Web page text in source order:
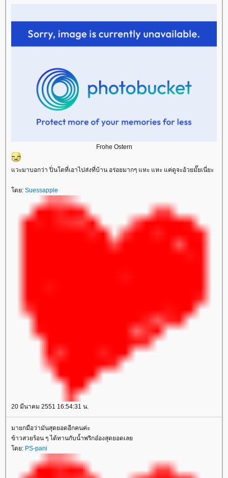
Frohe Ostern
แวะมาบอกว่า ปิ่นโตที่เอาไปส่งที่บ้าน อร่อยมากๆ แหะ แหะ แค่ดูจะอ้วยมั๊ยเนี่ยะ
โดย: Suessapple
20 มีนาคม 2551 16:54:31 น.
มายกมือว่ามันสุดยอดอีกคนค่ะ
ข้าวสวยร้อน ๆ ได้ทานกับน้ำพริกอ๋องสุดยอดเลย
โดย: PS-pani